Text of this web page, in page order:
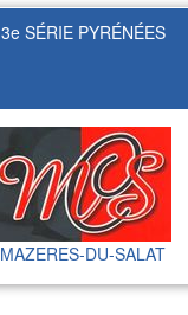
3e SÉRIE PYRÉNÉES
MAZERES-DU-SALAT